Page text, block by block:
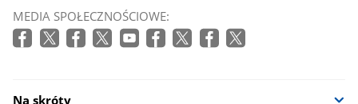
MEDIA SPOŁECZNOŚCIOWE:
Na skróty